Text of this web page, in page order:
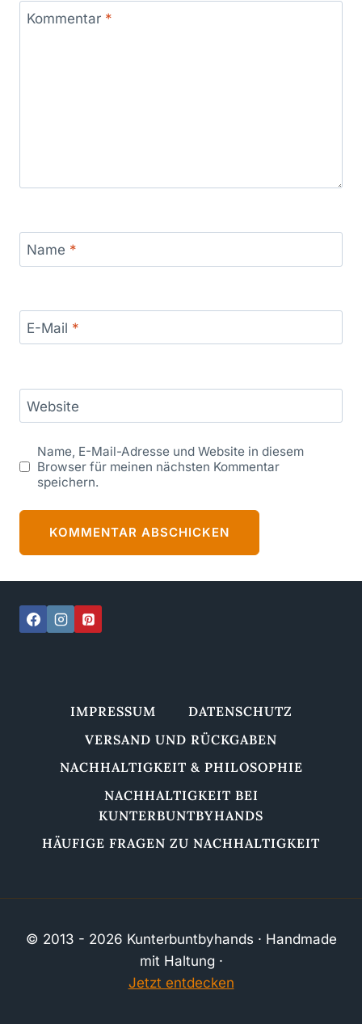
Kommentar *
Name *
E-Mail *
Website
Name, E-Mail-Adresse und Website in diesem
Browser für meinen nächsten Kommentar
speichern.
IMPRESSUM
DATENSCHUTZ
VERSAND UND RÜCKGABEN
NACHHALTIGKEIT & PHILOSOPHIE
NACHHALTIGKEIT BEI
KUNTERBUNTBYHANDS
HÄUFIGE FRAGEN ZU NACHHALTIGKEIT
© 2013 - 2026 Kunterbuntbyhands · Handmade
mit Haltung ·
Jetzt entdecken